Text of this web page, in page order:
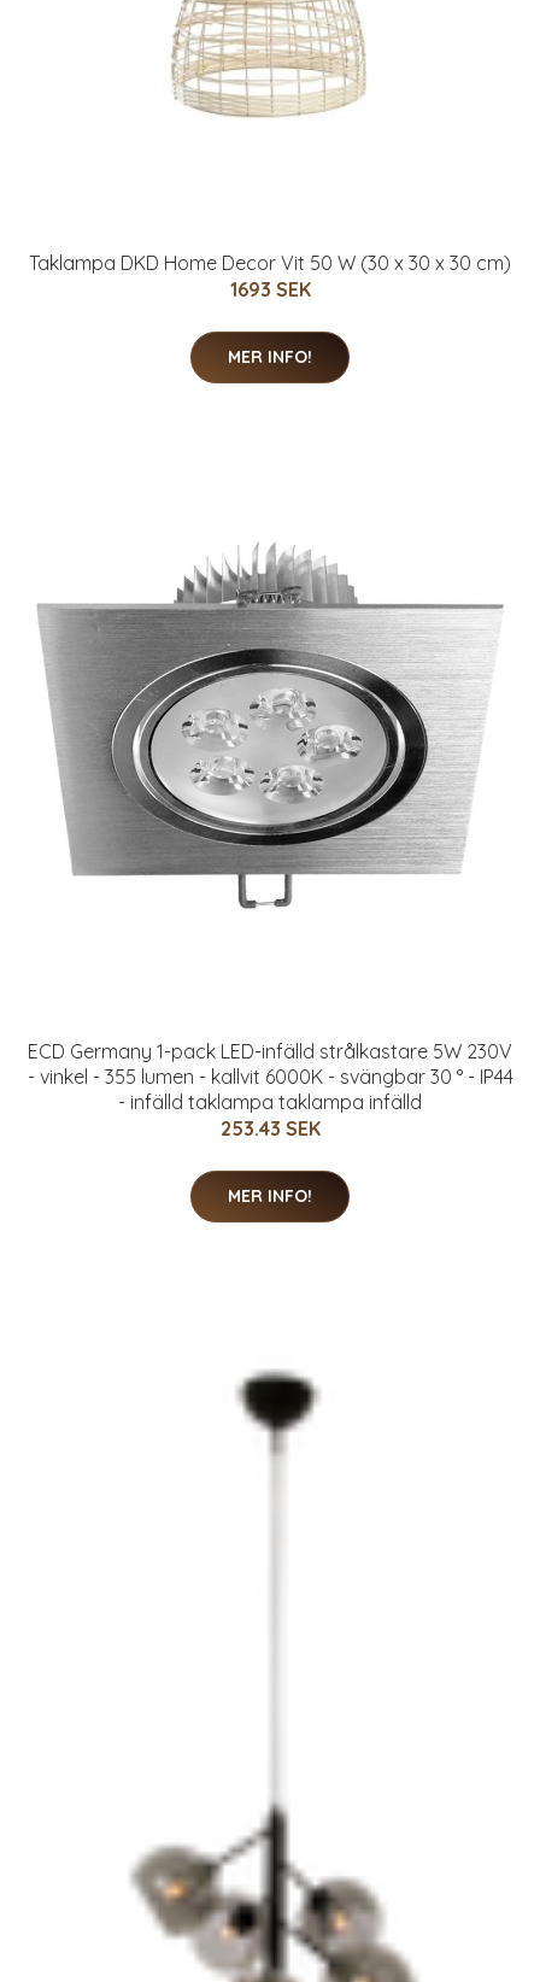
Taklampa DKD Home Decor Vit 50 W (30 x 30 x 30 cm)
1693 SEK
MER INFO!
ECD Germany 1-pack LED-infälld strålkastare 5W 230V
- vinkel - 355 lumen - kallvit 6000K - svängbar 30 ° - IP44
- infälld taklampa taklampa infälld
253.43 SEK
MER INFO!